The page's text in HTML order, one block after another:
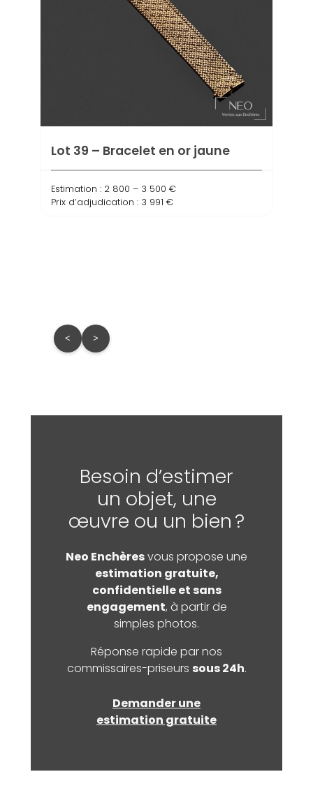
Lot 39 – Bracelet en or jaune
Estimation : 2 800 – 3 500 €
Prix d’adjudication : 3 991 €
< >
Besoin d’estimer
un objet, une
œuvre ou un bien ?
Neo Enchèresvous propose une
estimation gratuite,
confidentielle et sans
engagement, à partir de
simples photos.
Réponse rapide par nos
commissaires-priseurs sous 24h.
Demander une
estimation gratuite